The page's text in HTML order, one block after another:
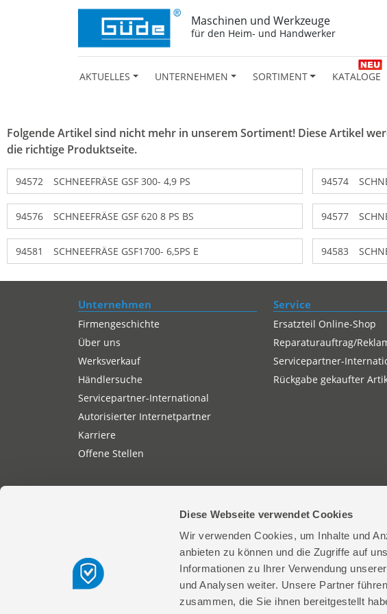
Diese Webseite verwendet Cookies
Wir verwenden Cookies, um Inhalte und
anbieten zu können und die Zugriffe auf
Informationen zu Ihrer Verwendung
und Analysen weiter. Unsere Partner
zusammen, die Sie ihnen bereitgestellt
Maschinen und Werkzeuge
für den Heim- und Handwerker
AKTUELLES UNTERNEHMEN SORTIMENT KATALOGE
Folgende Artikel sind nicht mehr in unserem Sortiment! Diese Artikel
die richtige Produktseite.
94572 SCHNEEFRÄSE GSF 300- 4,9 PS 94574
94576 SCHNEEFRÄSE GSF 620 8 PS BS 94577
94581 SCHNEEFRÄSE GSF1700- 6,5PS E 94583
Unternehmen
Firmengeschichte
Über uns
Werksverkauf
Händlersuche
Servicepartner-International
Autorisierter Internetpartner
Karriere
Offene Stellen
Service
Ersatzteil Online-Shop
Reparaturauftrag/
Servicepartner-
Rückgabe gekaufter
Güde GmbH & Co. KG | Birkichstrasse 6 | D-74549
© 2026 Güde GmbH & Co. KG